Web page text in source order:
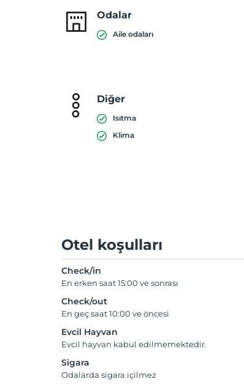
Odalar
Aile odaları
Diğer
Isıtma
Klima
Otel koşulları
Check/in
En erken saat 15:00 ve sonrası
Check/out
En geç saat 10:00 ve öncesi
Evcil Hayvan
Evcil hayvan kabul edilmemektedir.
Sigara
Odalarda sigara içilmez